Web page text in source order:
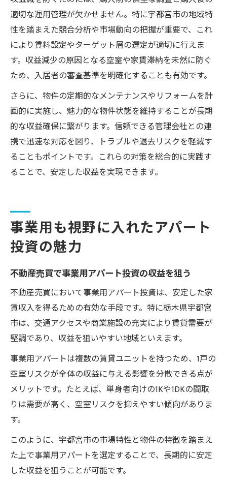
適切な運用管理が欠かせません。特に宇都宮市の地域特
性を踏まえた競合分析や市場動向の把握が重要で、これ
により賃料設定やターゲット層の選定が適切に行えま
す。収益減少の原因となる空室や家賃滞納を未然に防ぐ
ため、入居者の審査基準を明確化することも有効です。
さらに、物件の定期的なメンテナンスやリフォームを計
画的に実施し、魅力的な物件状態を維持することが長期
的な収益確保に繋がります。信頼できる管理会社との連
携で迅速な対応を図り、トラブルや退去リスクを軽減す
ることもポイントです。これらの対策を総合的に実践す
ることで、安定した収益を実現できます。
事業用も視野に入れたアパート
投資の魅力
不動産売買で事業用アパート投資の収益を狙う
不動産売買において事業用アパート投資は、安定した家
賃収入を得るための有効な手段です。特に栃木県宇都宮
市は、交通アクセスや商業施設の充実により賃貸需要が
堅調であり、収益を狙いやすい地域といえます。
事業用アパートは複数の賃貸ユニットを持つため、1戸の
空室リスクが全体の収益に与える影響を分散できる点が
メリットです。たとえば、単身者向けの1Kや1DKの間取
りは需要が高く、空室リスクを抑えやすい傾向がありま
す。
このように、宇都宮市の市場特性と物件の特徴を踏まえ
た上で事業用アパートを選定することで、長期的に安定
した収益を狙うことが可能です。